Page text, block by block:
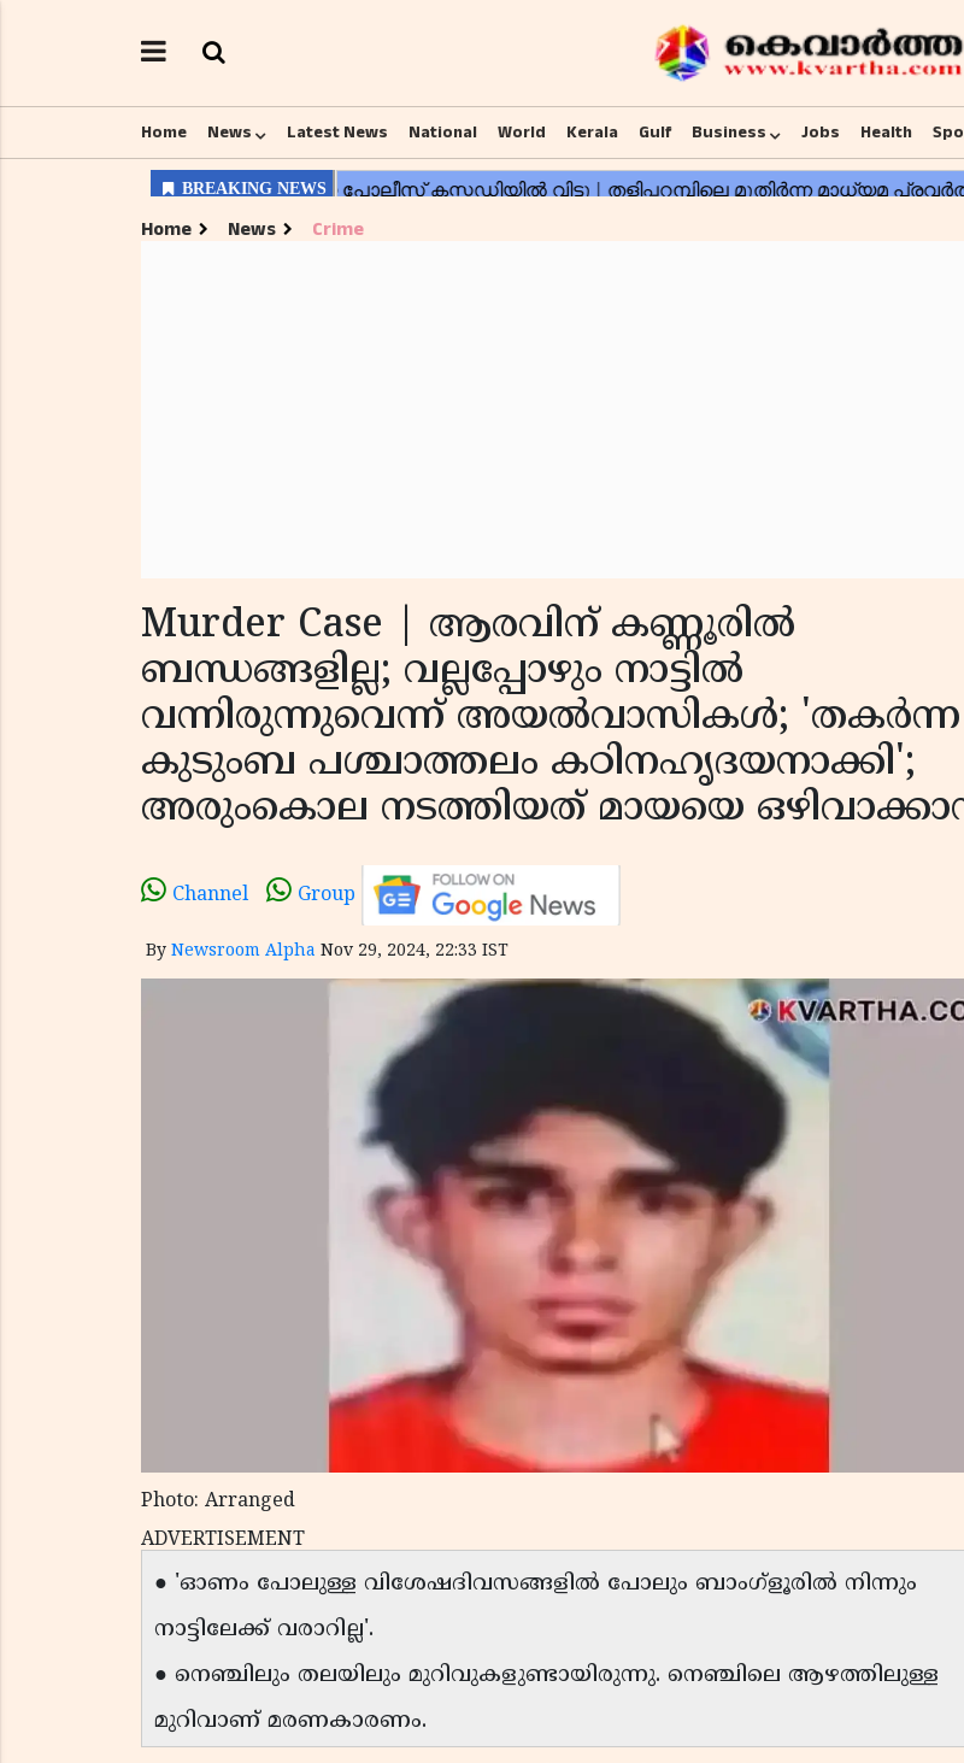
Home News Latest News National World Kerala Gulf Business Jobs Health
Home News Crime
Murder Case | ആരവിന് കണ്ണൂരിൽ
ബന്ധങ്ങളില്ല; വല്ലപ്പോഴും നാട്ടിൽ
വന്നിരുന്നുവെന്ന് അയൽവാസികൾ; 'തകർന്ന
കുടുംബ പശ്ചാത്തലം കഠിനഹൃദയനാക്കി';
അരുംകൊല നടത്തിയത് മായയെ
Channel Group
By Newsroom Alpha Nov 29, 2024, 22:33 IST
Photo: Arranged
ADVERTISEMENT
● 'ഓണം പോലുള്ള വിശേഷദിവസങ്ങളിൽ പോലും ബാംഗ്ളൂരിൽ നിന്നും
നാട്ടിലേക്ക് വരാറില്ല'.
● നെഞ്ചിലും തലയിലും മുറിവുകളുണ്ടായിരുന്നു. നെഞ്ചിലെ ആഴത്തിലുള്ള
മുറിവാണ് മരണകാരണം.